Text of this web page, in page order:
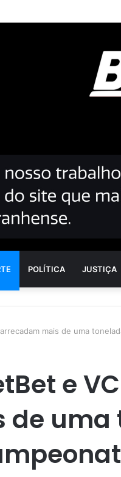
POLÍTICA JUSTIÇA
mais de uma
e
uma